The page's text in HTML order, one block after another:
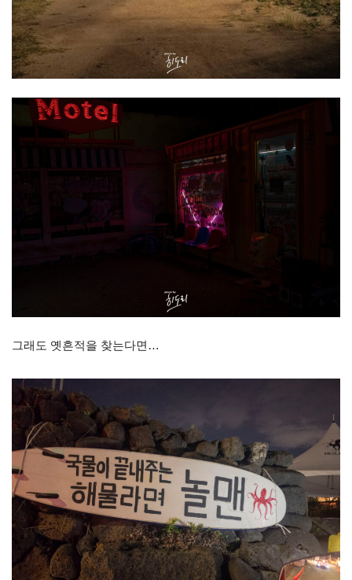
그래도 옛흔적을 찾는다면…